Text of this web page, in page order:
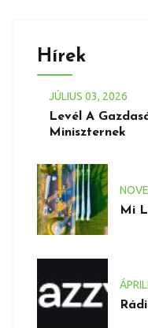
Hírek
JÚLIUS 03, 2026
Levél A
Miniszternek
Mi